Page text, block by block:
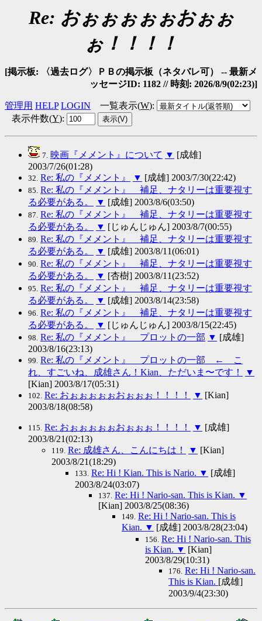
Re: おぉぉぉぉぉおぉぉ
ぉ！！！！
[掲示板: 〈過去ログ〉ＰＢの掲示板（ネタバレ可） -- 最新メ
ッセージID: 1182 // 時刻: 2026/8/9(02:23)]
管理用 HELP LOGIN 一覧表示(W):
表示件数(Y):
7. 映画『メメント』について ▼ [成雄]
2003/7/26(01:28)
32. Re: 私の『メメント』 ▼ [成雄] 2003/7/30(22:42)
85. Re: 私の『メメント』 補足、ナタリーは重要視す
る必要がある。
▼ [成雄] 2003/8/6(03:50)
87. Re: 私の『メメント』 補足、ナタリーは重要視す
る必要がある。
▼ [じゅんじゅん] 2003/8/7(00:55)
89. Re: 私の『メメント』 補足、ナタリーは重要視す
る必要がある。
▼ [成雄] 2003/8/11(06:01)
90. Re: 私の『メメント』 補足、ナタリーは重要視す
る必要がある。
▼ [杏樹] 2003/8/11(23:52)
95. Re: 私の『メメント』 補足、ナタリーは重要視す
る必要がある。
▼ [成雄] 2003/8/14(23:58)
96. Re: 私の『メメント』 補足、ナタリーは重要視す
る必要がある。
▼ [じゅんじゅん] 2003/8/15(22:45)
98. Re: 私の『メメント』 プロットの一部 ▼ [成雄]
2003/8/16(23:13)
99. Re: 私の『メメント』 プロットの一部 ← こ
れ、すごいね、成雄さん！Kian、ただいま〜です！
▼
[Kian] 2003/8/17(05:31)
102. Re: おぉぉぉぉぉおぉぉぉ！！！！ ▼ [Kian]
2003/8/18(08:58)
115. Re: おぉぉぉぉぉおぉぉぉ！！！！ ▼ [成雄]
2003/8/21(02:13)
119. Re: 成雄さん、こんにちは！ ▼ [Kian]
2003/8/21(18:29)
133. Re: Hi ! Kian. This is Nario. ▼ [成雄]
2003/8/24(03:07)
137. Re: Hi ! Nario-san. This is Kian. ▼
[Kian] 2003/8/25(08:36)
149. Re: Hi ! Nario-san. This is
Kian. ▼ [成雄] 2003/8/28(23:04)
156. Re: Hi ! Nario-san. This
is Kian. ▼ [Kian]
2003/8/29(10:31)
176. Re: Hi ! Nario-san.
This is Kian. [成雄]
2003/9/4(23:30)